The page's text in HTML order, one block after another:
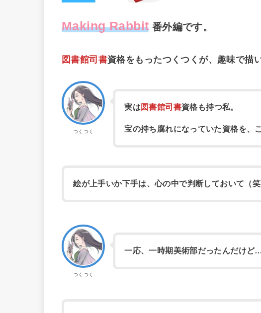
Making Rabbit 番外編です。
図書館司書資格をもったつくつくが、趣味で描
つくつく
実は 図書館司書資格も持つ私。
宝の持ち腐れになっていた資格を、
絵が上手いか下手は、心の中で判断しておいて（笑
つくつく
一応、一時期美術部だったんだけど…